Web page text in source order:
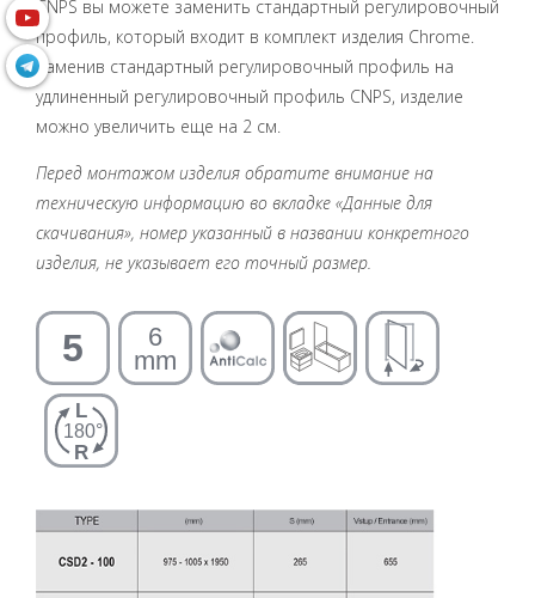
CNPS вы можете заменить стандартный регулировочный
профиль, который входит в комплект изделия Chrome.
Заменив стандартный регулировочный профиль на
удлиненный регулировочный профиль CNPS, изделие
можно увеличить еще на 2 см.
Перед монтажом изделия обратите внимание на
техническую информацию во вкладке «Данные для
скачивания», номер указанный в названии конкретного
изделия, не указывает его точный размер.